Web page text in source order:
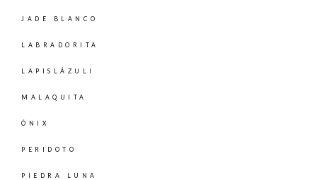
JADE BLANCO
LABRADORITA
LAPISLÁZULI
MALAQUITA
ÓNIX
PERIDOTO
PIEDRA LUNA